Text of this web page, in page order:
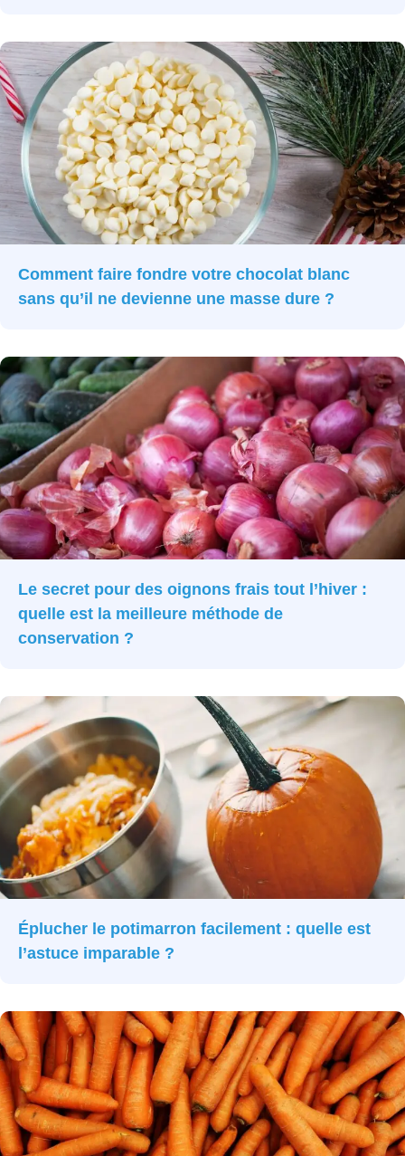
Comment faire fondre votre chocolat blanc
sans qu’il ne devienne une masse dure ?
Le secret pour des oignons frais tout l’hiver :
quelle est la meilleure méthode de
conservation ?
Éplucher le potimarron facilement : quelle est
l’astuce imparable ?